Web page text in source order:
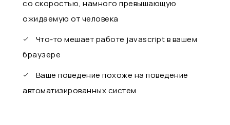
со скоростью, намного превышающую
ожидаемую от человека
Что-то мешает работе javascript в вашем
браузере
Ваше поведение похоже на поведение
автоматизированных систем